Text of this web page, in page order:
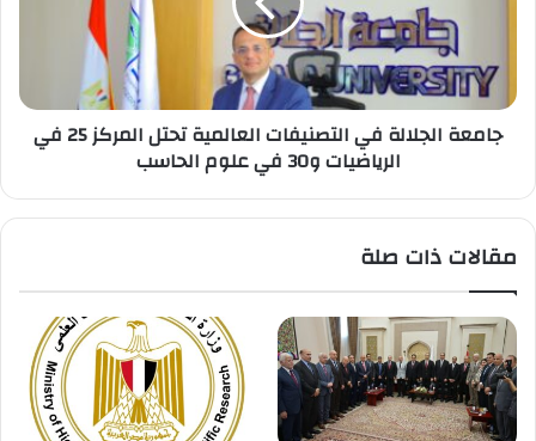
في
الرياضيات
جامعة الجلالة في التصنيفات العالمية تحتل المركز 25 في
الرياضيات و30 في علوم الحاسب
مقالات ذات صلة